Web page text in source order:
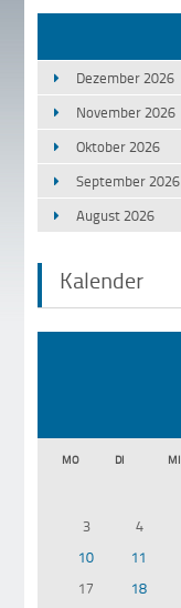
Dezember 2026
November 2026
Oktober 2026
September 2026
August 2026
Kalender
MO DI MI
3
4
10
11
17
18